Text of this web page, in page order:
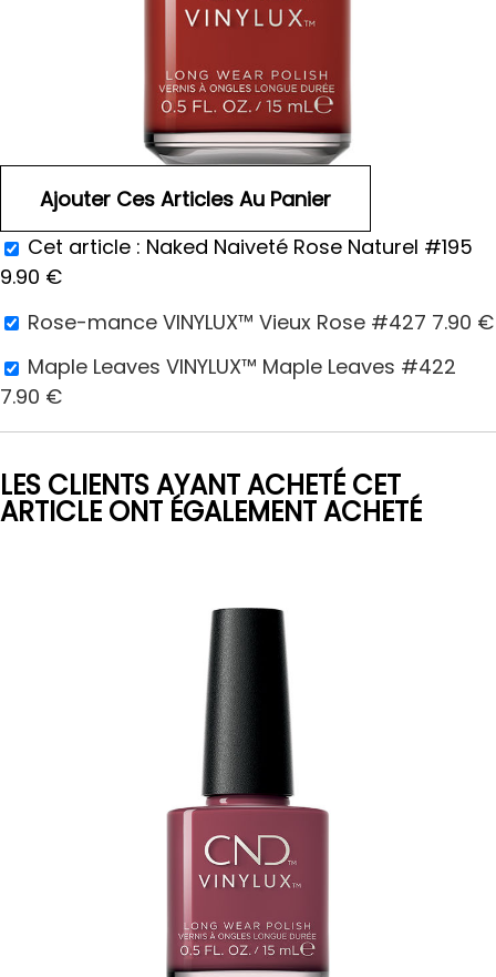
Cet article : Naked Naiveté Rose Naturel #195
9.90 €
Rose-mance VINYLUX™ Vieux Rose #427 7.90 €
Maple Leaves VINYLUX™ Maple Leaves #422
7.90 €
LES CLIENTS AYANT ACHETÉ CET
ARTICLE ONT ÉGALEMENT ACHETÉ